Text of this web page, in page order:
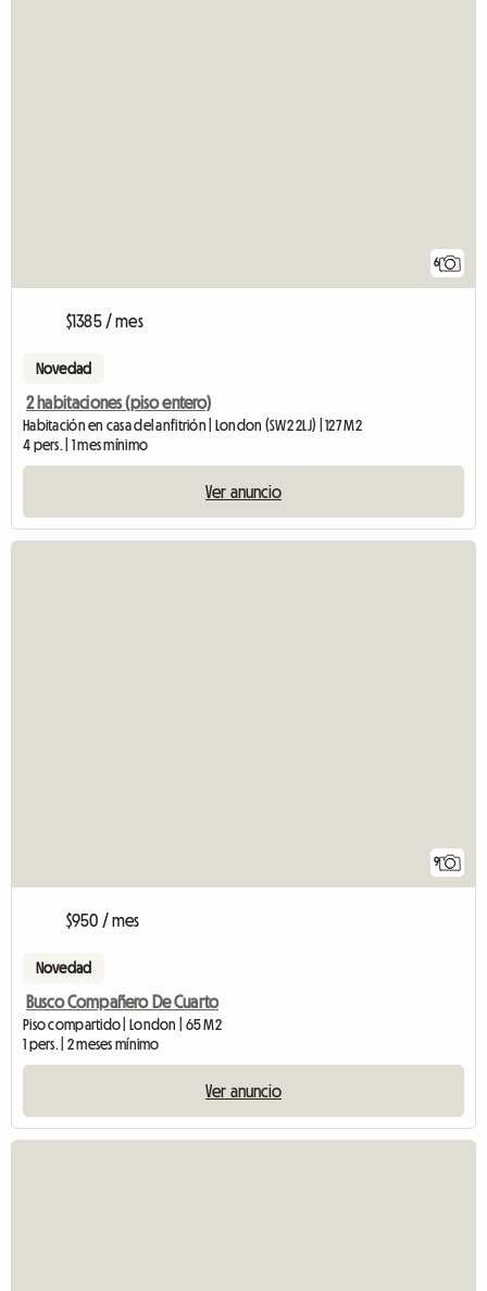
6
$1385 / mes
Novedad
2 habitaciones (piso entero)
Habitación en casa del anfitrión | London (SW2 2LJ) | 127 M2
4 pers. | 1 mes mínimo
Ver anuncio
9
$950 / mes
Novedad
Busco Compañero De Cuarto
Piso compartido | London | 65 M2
1 pers. | 2 meses mínimo
Ver anuncio